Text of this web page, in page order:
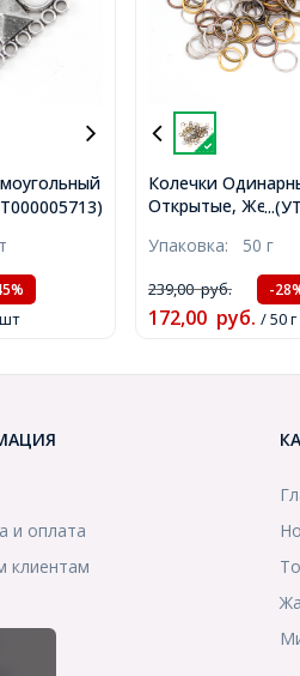
9
Колечки
Открытые,
Диаметр 3.6мм,
1000шт/50г,
Упаковка: 50 г
239,00руб. -
172,00 руб. / 50 г
и оплата
клиентам